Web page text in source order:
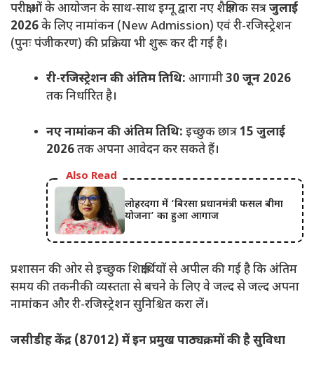
परीक्षाओं के आयोजन के साथ-साथ इग्नू द्वारा नए शैक्षणिक सत्रजुलाई
2026के लिए नामांकन (New Admission) एवं री-रजिस्ट्रेशन
(पुनः पंजीकरण) की प्रक्रिया भी शुरू कर दी गई है।
री-रजिस्ट्रेशन की अंतिम तिथि: आगामी30 जून 2026
तक निर्धारित है।
नए नामांकन की अंतिम तिथि: इच्छुक छात्र15 जुलाई
2026तक अपना आवेदन कर सकते हैं।
Also Read
लोहरदगा में ‘बिरसा प्रधानमंत्री फसल बीमा
योजना’ का हुआ आगाज
प्रशासन की ओर से इच्छुक शिक्षार्थियों से अपील की गई है कि अंतिम
समय की तकनीकी व्यस्तता से बचने के लिए वे जल्द से जल्द अपना
नामांकन और री-रजिस्ट्रेशन सुनिश्चित करा लें।
जसीडीह केंद्र (87012) में इन प्रमुख पाठ्यक्रमों की है सुविधा